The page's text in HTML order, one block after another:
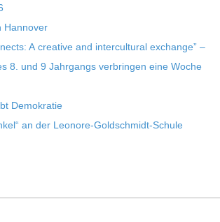
Hannover
A crea­tive and inter­cul­tu­ral exch­ange” –
8. und 9 Jahr­gangs ver­brin­gen eine Woche
Demokratie
an der Leonore-Goldschmidt-Schule